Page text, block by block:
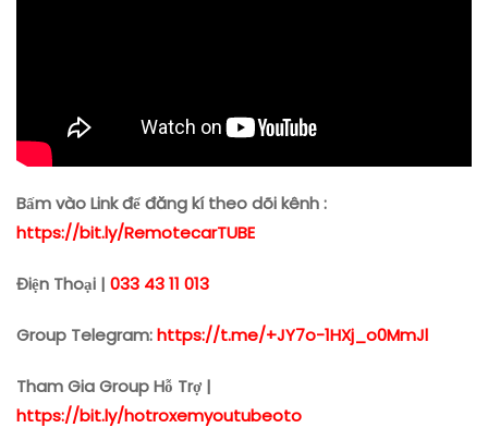
Bấm vào Link để đăng kí theo dõi kênh :
https://bit.ly/RemotecarTUBE
Điện Thoại | 033 43 11 013
Group Telegram:https://t.me/+JY7o-1HXj_o0MmJl
Tham Gia Group Hỗ Trợ |
https://bit.ly/hotroxemyoutubeoto